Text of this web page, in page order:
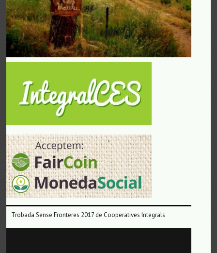
Trobada Sense Fronteres 2017 de Cooperatives Integrals